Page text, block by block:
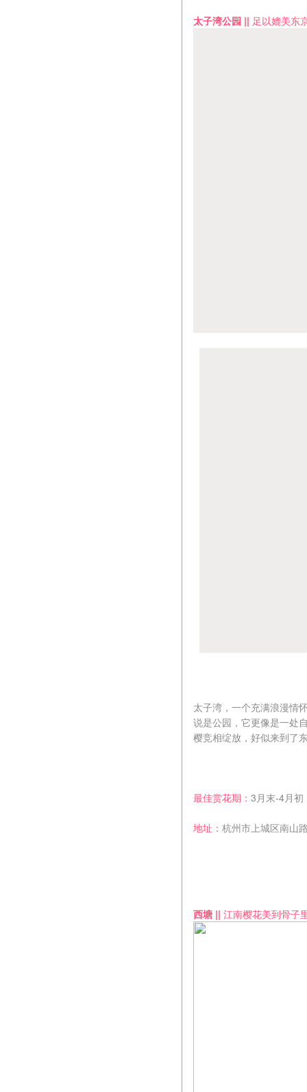
太子湾公园 || 足以媲美东
太子湾，一个充满浪漫情
说是公园，它更像是一处
樱竞相绽放，好似来到了
最佳赏花期： 3月末-4月初
地址： 杭州市上城区南山
西塘 || 江南樱花美到骨子